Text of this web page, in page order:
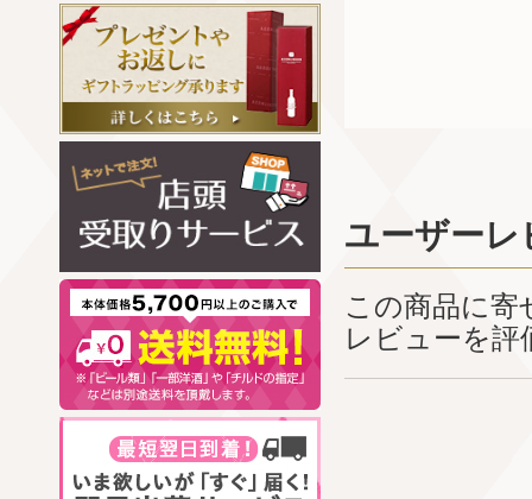
ユーザーレ
この商品に
レビューを評